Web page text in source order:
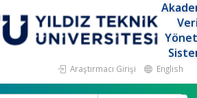
Araştırmacı Girişi English